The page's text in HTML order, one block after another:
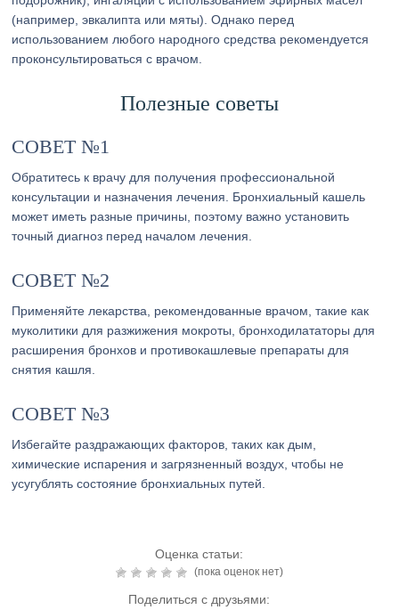
(например, эвкалипта или мяты). Однако перед
использованием любого народного средства рекомендуется
проконсультироваться с врачом.
Полезные советы
СОВЕТ №1
Обратитесь к врачу для получения профессиональной
консультации и назначения лечения. Бронхиальный кашель
может иметь разные причины, поэтому важно установить
точный диагноз перед началом лечения.
СОВЕТ №2
Применяйте лекарства, рекомендованные врачом, такие как
муколитики для разжижения мокроты, бронходилататоры для
расширения бронхов и противокашлевые препараты для
снятия кашля.
СОВЕТ №3
Избегайте раздражающих факторов, таких как дым,
химические испарения и загрязненный воздух, чтобы не
усугублять состояние бронхиальных путей.
Оценка статьи:
(пока оценок нет)
Поделиться с друзьями: